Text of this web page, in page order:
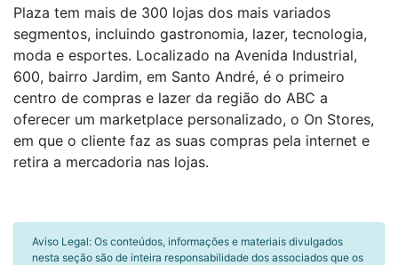
Plaza tem mais de 300 lojas dos mais variados
segmentos, incluindo gastronomia, lazer, tecnologia,
moda e esportes. Localizado na Avenida Industrial,
600, bairro Jardim, em Santo André, é o primeiro
centro de compras e lazer da região do ABC a
oferecer um marketplace personalizado, o On Stores,
em que o cliente faz as suas compras pela internet e
retira a mercadoria nas lojas.
Aviso Legal: Os conteúdos, informações e materiais divulgados
nesta seção são de inteira responsabilidade dos associados que os